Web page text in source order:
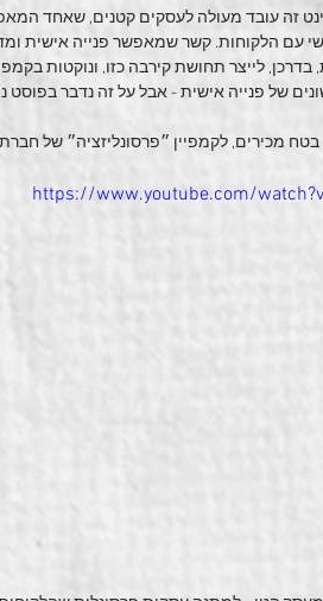
זה עובד מעולה לעסקים קטנים, שאחד
עם הלקוחות. קשר שמאפשר פנייה אישית
בדרכן, לייצר תחושת קירבה כזו, ונוקטות
של פנייה אישית - אבל על זה נדבר בפוסט
מכירים, לקמפיין ״פרסונליזציה״ של
https://www.youtube.com/